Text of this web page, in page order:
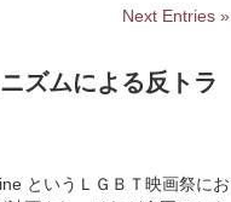
Next Entries »
ズムによる反トラ
というＬＧＢＴ映画祭にお